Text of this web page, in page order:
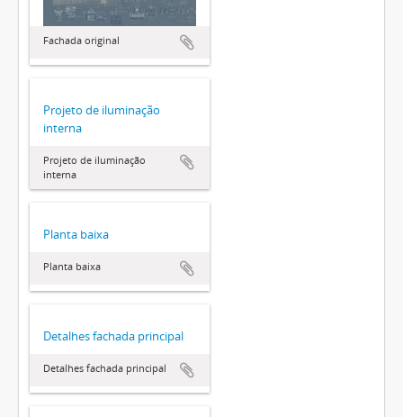
Fachada original
Projeto de iluminação
interna
Projeto de iluminação
interna
Planta baixa
Planta baixa
Detalhes fachada principal
Detalhes fachada principal